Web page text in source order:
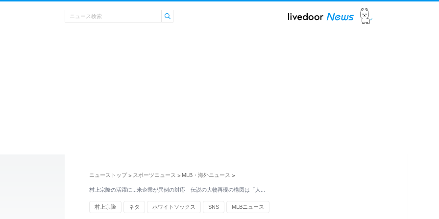
ニューストップ > スポーツニュース > MLB・海外ニュース >
村上宗隆の活躍に…米企業が異例の対応 伝説の大物再現の構図は「人…
村上宗隆 ネタ ホワイトソックス SNS MLBニュース